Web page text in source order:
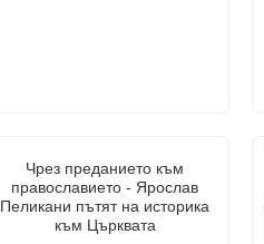
Чрез преданието към
православието - Ярослав
Пеликани пътят на историка
към Църквата